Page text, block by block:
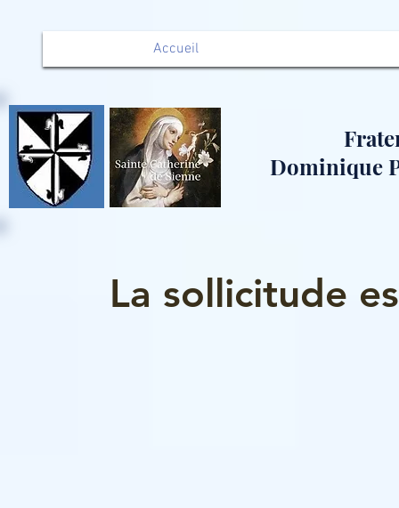
Accueil
Dominique
La sollicitude